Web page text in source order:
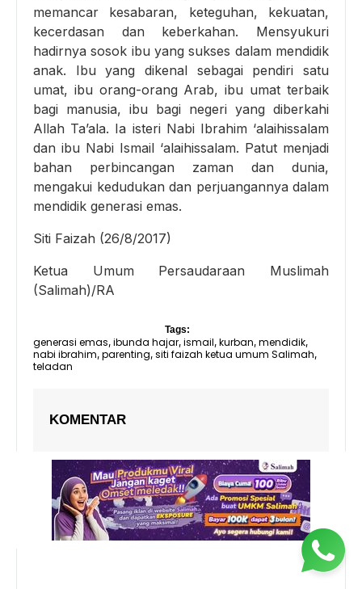
memancar kesabaran, keteguhan, kekuatan,
kecerdasan dan keberkahan. Mensyukuri
hadirnya sosok ibu yang sukses dalam mendidik
anak. Ibu yang dikenal sebagai pendiri satu
umat, ibu orang-orang Arab, ibu umat terbaik
bagi manusia, ibu bagi negeri yang diberkahi
Allah Ta’ala. Ia isteri Nabi Ibrahim ‘alaihissalam
dan ibu Nabi Ismail ‘alaihissalam. Patut menjadi
bahan perbincangan zaman dan dunia,
mengakui kedudukan dan perjuangannya dalam
mendidik generasi emas.
Siti Faizah (26/8/2017)
Ketua Umum Persaudaraan Muslimah
(Salimah)/RA
Tags:
generasi emas, ibunda hajar, ismail, kurban, mendidik,
nabi ibrahim, parenting, siti faizah ketua umum Salimah,
teladan
KOMENTAR